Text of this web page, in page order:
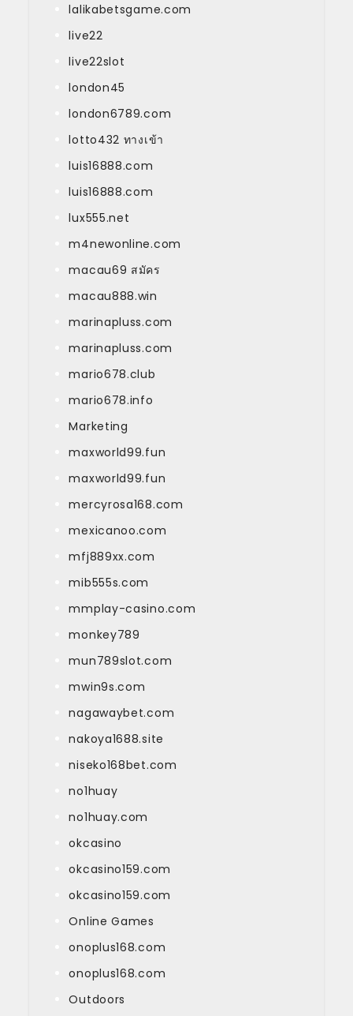
lalikabetsgame.com
live22
live22slot
london45
london6789.com
lotto432 ทางเข้า
luis16888.com
luis16888.com
lux555.net
m4newonline.com
macau69 สมัคร
macau888.win
marinapluss.com
marinapluss.com
mario678.club
mario678.info
Marketing
maxworld99.fun
maxworld99.fun
mercyrosa168.com
mexicanoo.com
mfj889xx.com
mib555s.com
mmplay-casino.com
monkey789
mun789slot.com
mwin9s.com
nagawaybet.com
nakoya1688.site
niseko168bet.com
no1huay
no1huay.com
okcasino
okcasino159.com
okcasino159.com
Online Games
onoplus168.com
onoplus168.com
Outdoors